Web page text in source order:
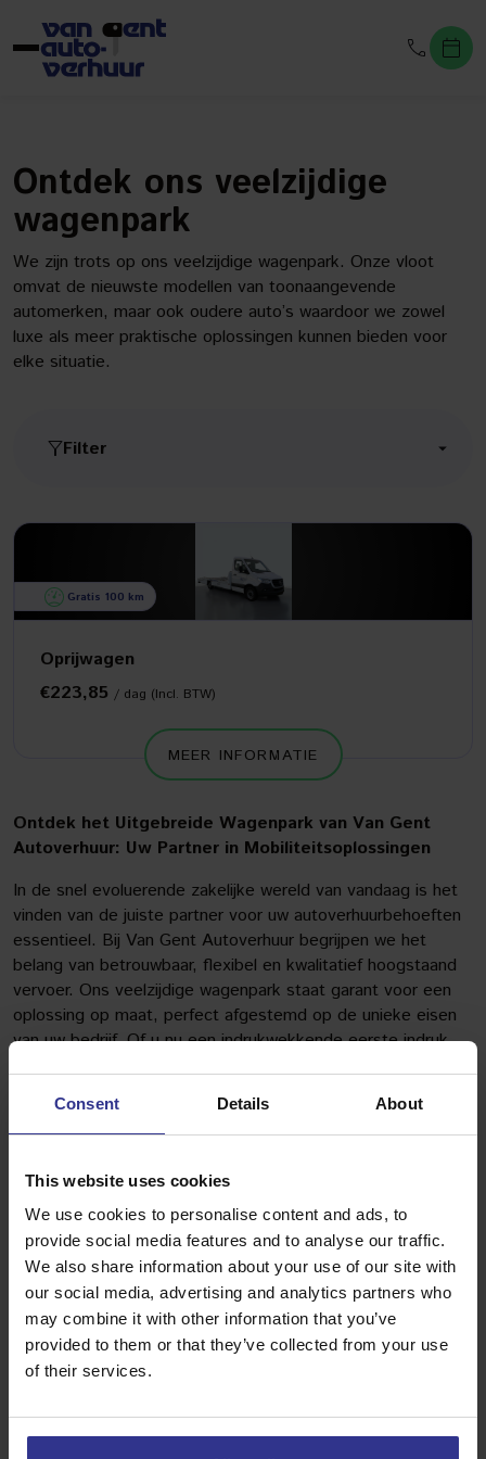
Consent Details About
This website uses cookies
We use cookies to personalise content and ads, to
provide social media features and to analyse our traffic.
We also share information about your use of our site with
our social media, advertising and analytics partners who
may combine it with other information that you’ve
provided to them or that they’ve collected from your use
of their services.
Ontdek ons veelzijdige
wagenpark
We zijn trots op ons veelzijdige wagenpark. Onze vloot
omvat de nieuwste modellen van toonaangevende
automerken, maar ook oudere auto’s waardoor we zowel
luxe als meer praktische oplossingen kunnen bieden voor
elke situatie.
Filter
Gratis 100 km
Oprijwagen
€223,85 / dag (Incl. BTW)
MEER INFORMATIE
Ontdek het Uitgebreide Wagenpark van Van Gent
Autoverhuur: Uw Partner in Mobiliteitsoplossingen
In de snel evoluerende zakelijke wereld van vandaag is het
vinden van de juiste partner voor uw autoverhuurbehoeften
essentieel. Bij Van Gent Autoverhuur begrijpen we het
belang van betrouwbaar, flexibel en kwalitatief hoogstaand
vervoer. Ons veelzijdige wagenpark staat garant voor een
oplossing op maat, perfect afgestemd op de unieke eisen
van uw bedrijf. Of u nu een indrukwekkende eerste indruk
divers aanbod van voertuigen die aan al uw zakelijke
behoeften voldoen.
Met een uitgebreide selectie van de nieuwste modellen,
inclusief luxe sedans, ruime SUV’s, en efficiënte
bestelwagens, zorgt ons wagenpark ervoor dat uw zakelijke
activiteiten soepel en stijlvol verlopen. Bovendien zet Van
Gent Autoverhuur zich in voor duurzaamheid met een
groeiend aanbod van elektrische en hybride voertuigen,
waardoor u kunt kiezen voor een milieuvriendelijke optie
zonder in te leveren op prestaties of comfort.
dienstverlening. Elk voertuig in ons wagenpark ondergaat